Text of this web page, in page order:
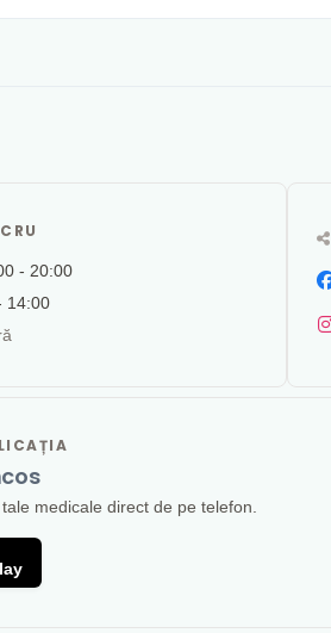
- 20:00
14:00
medicale direct de pe telefon.